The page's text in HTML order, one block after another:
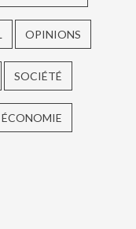
OPINIONS
SOCIÉTÉ
ÉCONOMIE